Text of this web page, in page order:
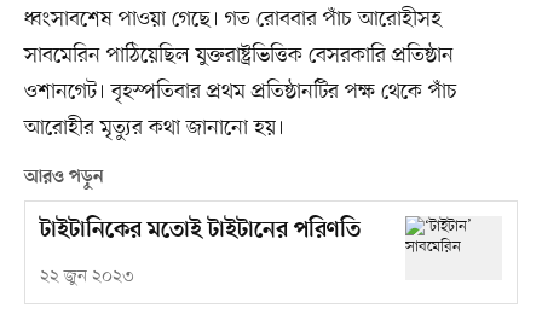
ধ্বংসাবশেষ পাওয়া গেছে। গত রোববার পাঁচ আরোহীসহ
সাবমেরিন পাঠিয়েছিল যুক্তরাষ্ট্রভিত্তিক বেসরকারি প্রতিষ্ঠান
ওশানগেট। বৃহস্পতিবার প্রথম প্রতিষ্ঠানটির পক্ষ থেকে পাঁচ
আরোহীর মৃত্যুর কথা জানানো হয়।
আরও পড়ুন
টাইটানিকের মতোই টাইটানের পরিণতি
২২ জুন ২০২৩